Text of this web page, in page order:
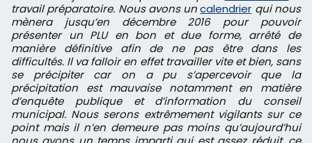
travail préparatoire. Nous avons uncalendrier qui nous
mènera jusqu’en décembre 2016 pour pouvoir
présenter un PLU en bon et due forme, arrêté de
manière définitive afin de ne pas être dans les
difficultés. Il va falloir en effet travailler vite et bien, sans
se précipiter car on a pu s’apercevoir que la
précipitation est mauvaise notamment en matière
d’enquête publique et d’information du conseil
municipal. Nous serons extrêmement vigilants sur ce
point mais il n’en demeure pas moins qu’aujourd’hui